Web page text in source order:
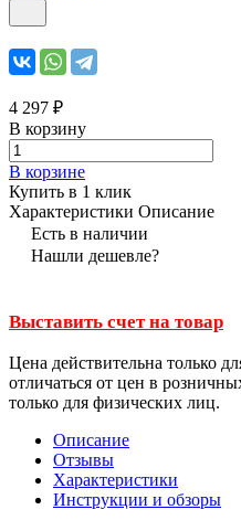
4 297 ₽
В корзину
В корзине
Купить в 1 клик
Характеристики Описание
Есть в наличии
Нашли дешевле?
Выставить счет на товар
Цена действительна только
отличаться от цен в
только для физических лиц.
Описание
Отзывы
Характеристики
Инструкции и обзоры